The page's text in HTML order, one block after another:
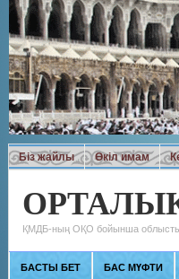
Біз жайлы Өкіл имам
ҚМДБ-ның ОҚО бойынша
БАСТЫ БЕТ БАС МҮФТИ